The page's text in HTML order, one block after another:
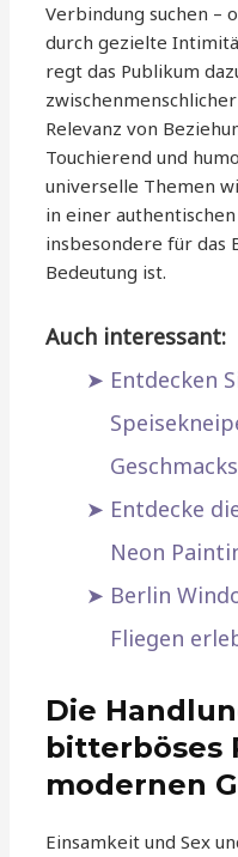
Verbindung suchen –
durch gezielte
regt das Publikum
Relevanz von
Touchierend und
universelle Themen
in einer
insbesondere für das
Bedeutung ist.
Auch interessant:
Entdecken
Entdecke
Neon
Berlin
Fliegen
Die
bitterböses
modernen
Einsamkeit und Sex